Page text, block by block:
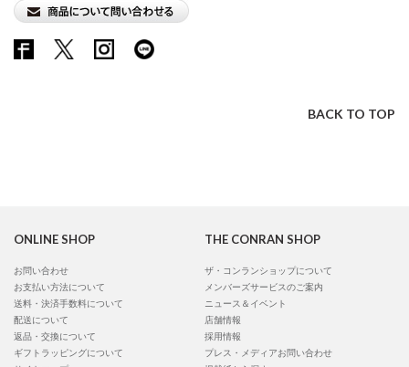
BACK TO TOP
ONLINE SHOP
お問い合わせ
お支払い方法について
送料・決済手数料について
配送について
返品・交換について
ギフトラッピングについて
THE CONRAN SHOP
ザ・コンランショップについて
メンバーズサービスのご案内
ニュース＆イベント
店舗情報
採用情報
プレス・メディアお問い合わせ